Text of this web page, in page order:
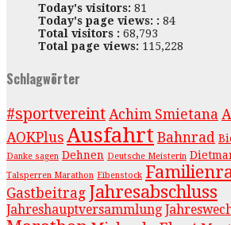
Today's visitors: 81
Today's page views: : 84
Total visitors : 68,793
Total page views: 115,228
Schlagwörter
#sportvereint Achim Smietana
AOKPlus Ausfahrt Bahnrad
Danke sagen Dehnen Deutsche Meisterin
Talsperren Marathon Eibenstock
Gastbeitrag Jahresabschluss
Jahreshauptversammlung